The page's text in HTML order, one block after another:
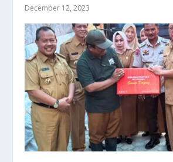
December 12, 2023